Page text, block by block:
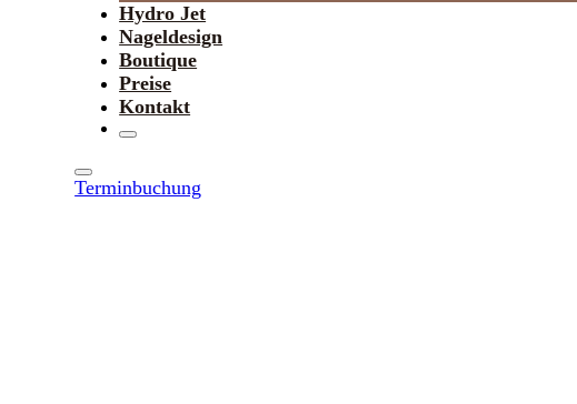
Hydro Jet
Nageldesign
Boutique
Preise
Kontakt
Terminbuchung